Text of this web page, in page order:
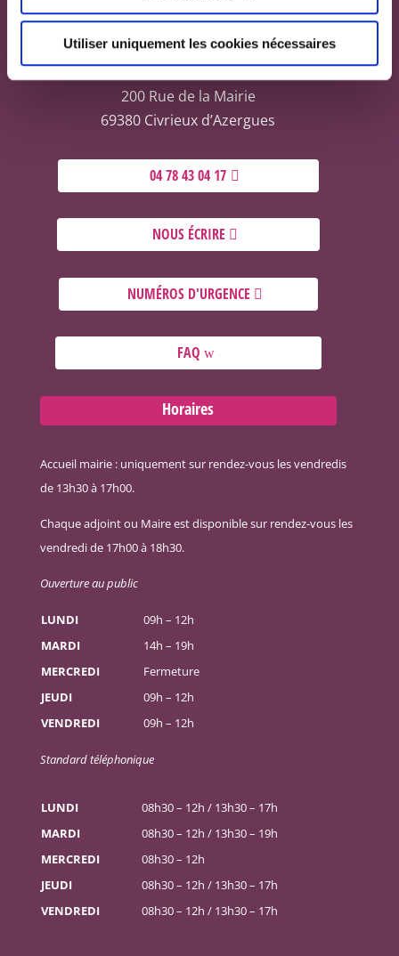
Utiliser uniquement les cookies nécessaires
Coordonnées
Mairie de Civrieux d’Azergues
200 Rue de la Mairie
69380 Civrieux d’Azergues
04 78 43 04 17
NOUS ÉCRIRE
NUMÉROS D'URGENCE
FAQ
Horaires
Accueil mairie : uniquement sur rendez-vous les vendredis
de 13h30 à 17h00.
Chaque adjoint ou Maire est disponible sur rendez-vous les
vendredi de 17h00 à 18h30.
Ouverture au public
LUNDI
09h – 12h
MARDI
14h – 19h
MERCREDI
Fermeture
JEUDI
09h – 12h
VENDREDI
09h – 12h
Standard téléphonique
LUNDI
08h30 – 12h / 13h30 – 17h
MARDI
08h30 – 12h / 13h30 – 19h
MERCREDI
08h30 – 12h
JEUDI
08h30 – 12h / 13h30 – 17h
VENDREDI
08h30 – 12h / 13h30 – 17h